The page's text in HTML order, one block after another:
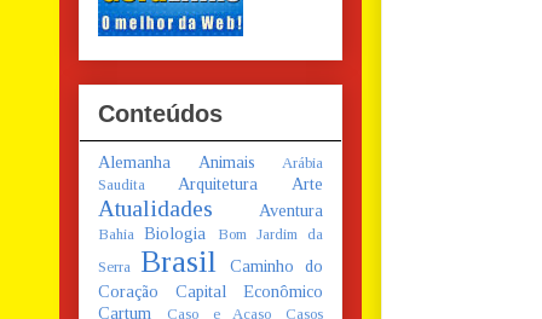
Conteúdos
Alemanha Animais
Arábia
Saudita
Arquitetura Arte
Atualidades Aventura
Bahia Biologia
Bom Jardim da
Serra
Brasil
Caminho do
Coração
Capital Econômico
Cartum
Caso e Acaso
Casos